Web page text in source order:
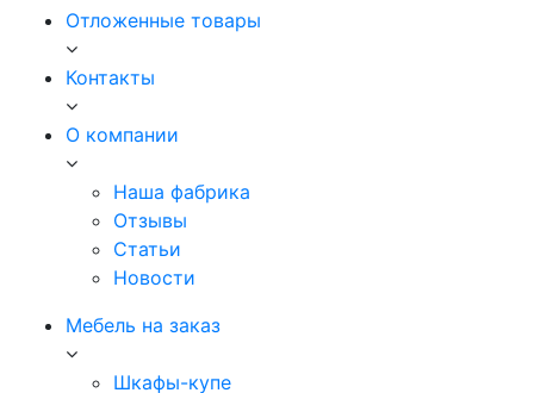
Отложенные товары
Контакты
О компании
Наша фабрика
Отзывы
Статьи
Новости
Мебель на заказ
Шкафы-купе